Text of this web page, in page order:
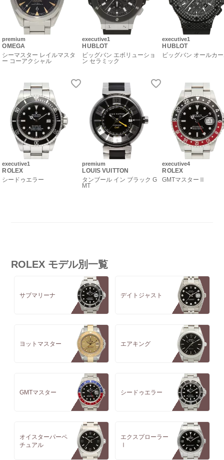
premium
OMEGA
シーマスター レイルマスタ
ー コーアクシャル
executive1
ROLEX
シードゥエラー
executive1
HUBLOT
ビッグバン エボリューショ
ン セラミック
premium
LOUIS VUITTON
タンブール イン ブラック G
MT
executive1
HUBLOT
ビッグバン オールカ
executive4
ROLEX
GMTマスターⅡ
ROLEX モデル別一覧
サブマリーナ デイトジャスト
ヨットマスター エアキング
GMTマスター シードゥエラー
オイスターパーペ
チュアル
エクスプローラー
Ⅰ